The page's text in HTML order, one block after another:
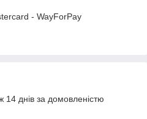
- WayForPay
днів за домовленістю